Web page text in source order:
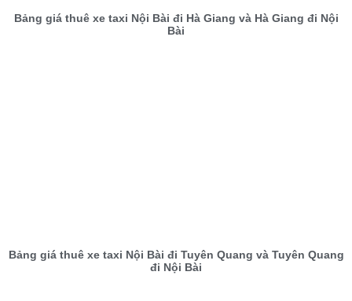
Bảng giá thuê xe taxi Nội Bài đi Hà Giang và Hà Giang đi Nội
Bài
Bảng giá thuê xe taxi Nội Bài đi Tuyên Quang và Tuyên Quang
đi Nội Bài